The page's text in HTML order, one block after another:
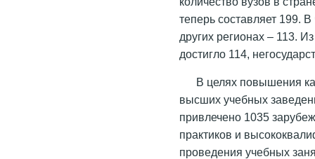
теперь составляет 199.
других регионах – 113.
достигло 114,
В целях повышения
высших учебных
привлечено 1035
практиков и
проведения учебных